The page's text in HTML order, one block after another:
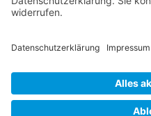
Folge dem
auch auf Facebook,